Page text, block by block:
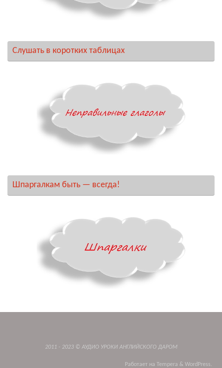
Слушать в коротких таблицах
Шпаргалкам быть — всегда!
2011 - 2023 © АУДИО УРОКИ АНГЛИЙСКОГО ДАРОМ
Работает на Tempera & WordPress.